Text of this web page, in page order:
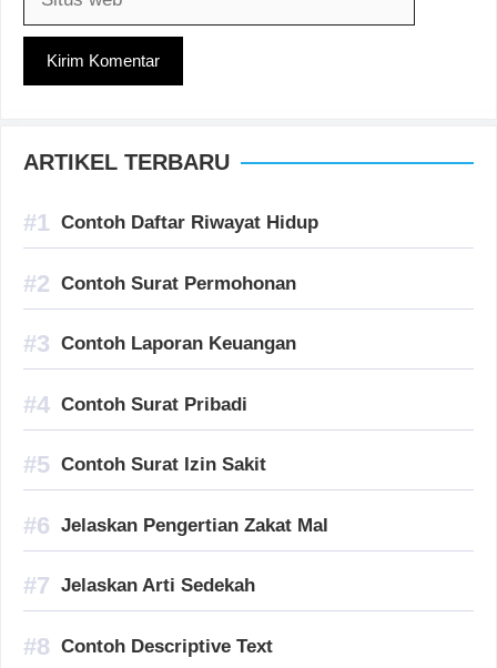
ARTIKEL TERBARU
Contoh Daftar Riwayat Hidup
Contoh Surat Permohonan
Contoh Laporan Keuangan
Contoh Surat Pribadi
Contoh Surat Izin Sakit
Jelaskan Pengertian Zakat Mal
Jelaskan Arti Sedekah
Contoh Descriptive Text